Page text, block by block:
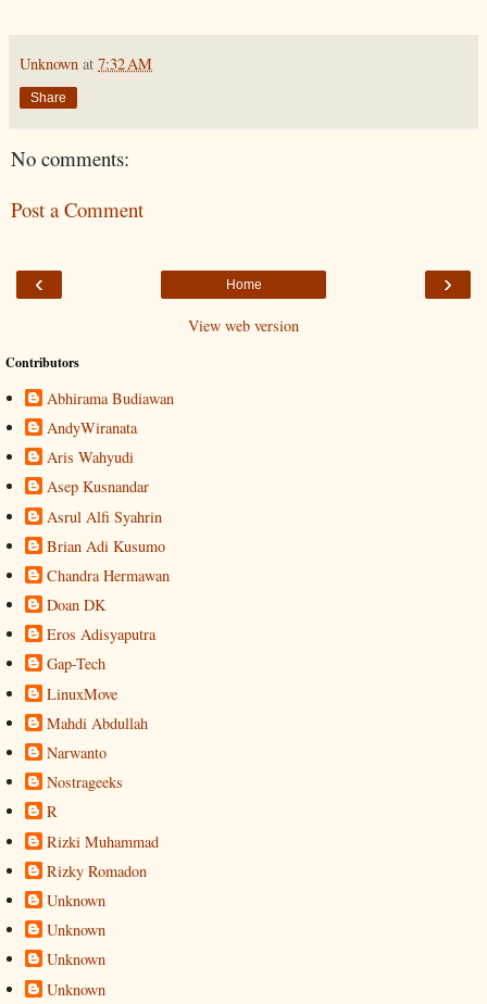
Unknown at 7:32 AM
Share
No comments:
Post a Comment
‹ ›
Home
View web version
Contributors
Abhirama Budiawan
AndyWiranata
Aris Wahyudi
Asep Kusnandar
Asrul Alfi Syahrin
Brian Adi Kusumo
Chandra Hermawan
Doan DK
Eros Adisyaputra
Gap-Tech
LinuxMove
Mahdi Abdullah
Narwanto
Nostrageeks
R
Rizki Muhammad
Rizky Romadon
Unknown
Unknown
Unknown
Unknown